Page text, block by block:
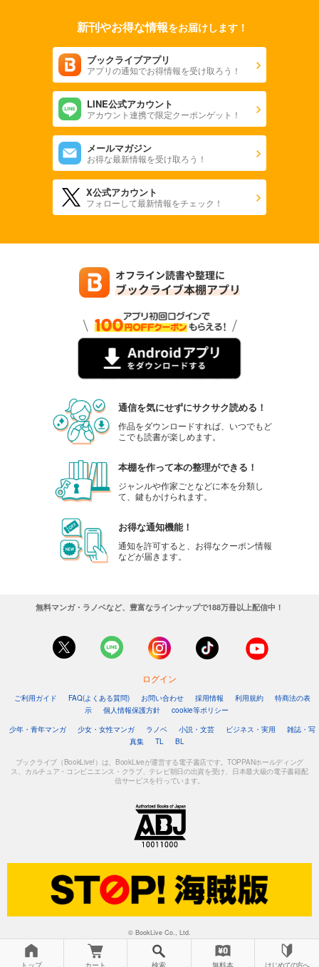
完結
あらすじを表示する
極上ハニラブ 2023年7月号【きゅん愛】
550円 (税込)
完結
極上ハニラブ 2023年7月号【とろ甘】
550円 (税込)
あらすじを表示する
極上ハニラブ 2023年6月号【きゅん愛】
550
円 (税込)
完結
あらすじを表示する
極上ハニラブ 2023年6月号【とろ甘】
550円 (税込)
完結
あらすじを表示する
極上ハニラブ 2023年5月号【きゅん愛】
550
円 (税込)
完結
極上ハニラブ 2023年5月号【とろ甘】
あらすじを表示する
極上ハニラブ 2023年4月号【きゅん愛】
550
円 (税込)
カート
試し読み
あらすじを表示する
極上ハニラブ 2023年4月号【とろ甘】
あらすじを表示する
極上ハニラブ 2023年3月号【きゅん愛】
完結
新刊やお得な情報をお届けします！
ブックライブアプリ
アプリの通知でお得情報を受け取ろう！
LINE公式アカウント
アカウント連携で限定クーポンゲット！
メールマガジン
お得な最新情報を受け取ろう！
X公式アカウント
フォローして最新情報をチェック！
通信を気にせずにサクサク読める！
作品をダウンロードすれば、いつでもど
こでも読書が楽しめます。
本棚を作って本の整理ができる！
ジャンルや作家ごとなどに本を分類し
て、鍵もかけられます。
お得な通知機能！
通知を許可すると、お得なクーポン情報
などが届きます。
無料マンガ・ラノベなど、豊富なラインナップで188万冊以上配信中！
ログイン
ご利用ガイド FAQ(よくある質問) お問い合わせ 採用情報 利用規約
特商法の表
示
個人情報保護方針
cookie等ポリシー
少年・青年マンガ
少女・女性マンガ ラノベ 小説・文芸 ビジネス・実用
雑誌・写
真集
TL BL
ブックライブ（BookLive!）は、BookLiveが運営する電子書店です。TOPPANホールディング
ス、カルチュア・コンビニエンス・クラブ、テレビ朝日の出資を受け、日本最大級の電子書籍配
信サービスを行っています。
© BookLive Co., Ltd.
トップ カート 検索 無料本 はじめての方へ